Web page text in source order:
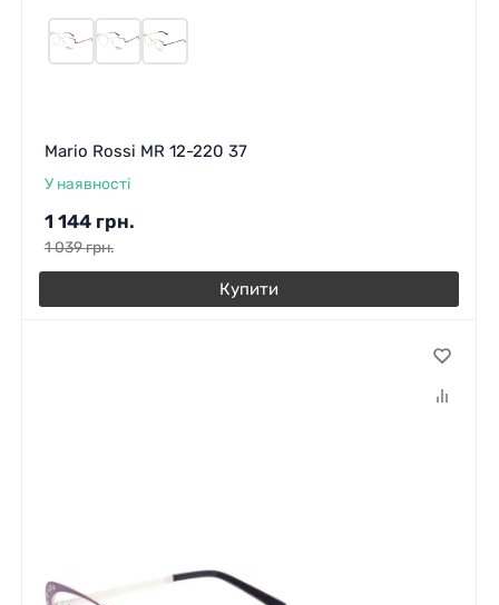
Mario Rossi MR 12-220 37
У наявності
1 144 грн.
1 039грн.
Купити